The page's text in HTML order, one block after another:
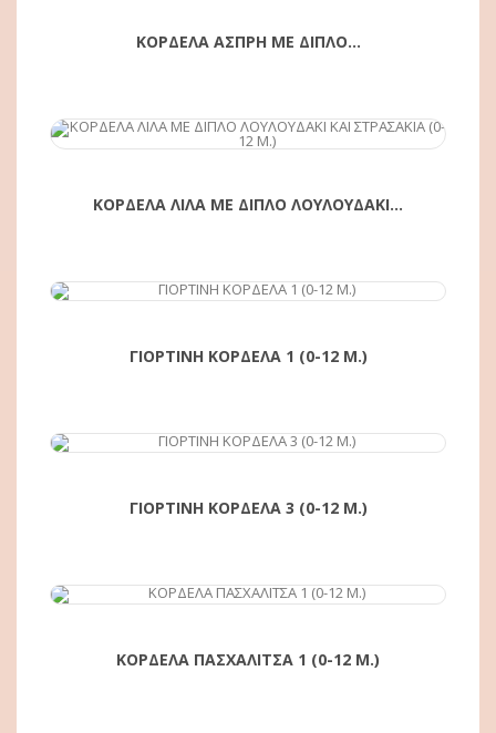
ΚΟΡΔΕΛΑ ΑΣΠΡΗ ΜΕ ΔΙΠΛΟ...
ΑΓΟΡΆ
ΚΟΡΔΕΛΑ ΛΙΛΑ ΜΕ ΔΙΠΛΟ ΛΟΥΛΟΥΔΑΚΙ...
ΑΓΟΡΆ
ΓΙΟΡΤΙΝΗ ΚΟΡΔΕΛΑ 1 (0-12 Μ.)
ΑΓΟΡΆ
ΓΙΟΡΤΙΝΗ ΚΟΡΔΕΛΑ 3 (0-12 Μ.)
ΑΓΟΡΆ
ΚΟΡΔΕΛΑ ΠΑΣΧΑΛΙΤΣΑ 1 (0-12 Μ.)